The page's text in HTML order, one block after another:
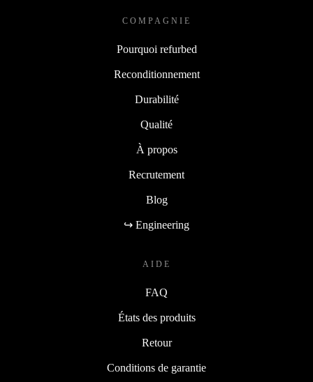
COMPAGNIE
Pourquoi refurbed
Reconditionnement
Durabilité
Qualité
À propos
Recrutement
Blog
↪ Engineering
AIDE
FAQ
États des produits
Retour
Conditions de garantie